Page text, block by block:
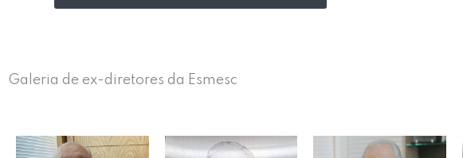
Galeria de ex-diretores da Esmesc